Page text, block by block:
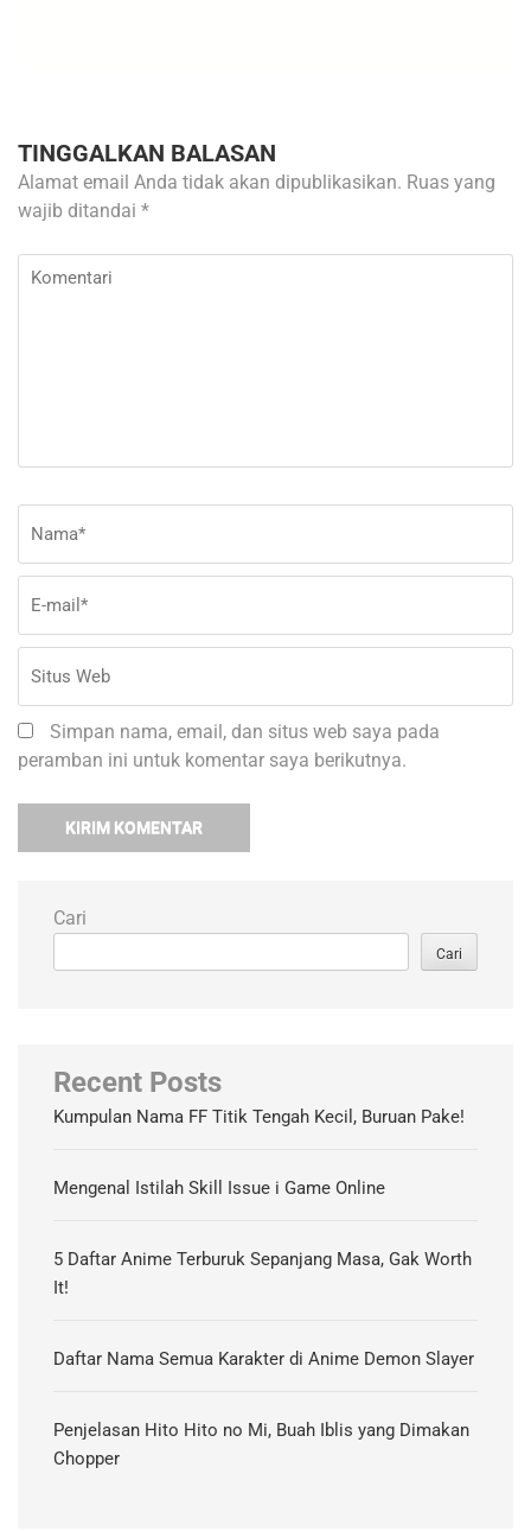
TINGGALKAN BALASAN
Alamat email Anda tidak akan dipublikasikan. Ruas yang
wajib ditandai *
Komentari
Simpan nama, email, dan situs web saya pada
peramban ini untuk komentar saya berikutnya.
Cari
Cari
Recent Posts
Kumpulan Nama FF Titik Tengah Kecil, Buruan Pake!
Mengenal Istilah Skill Issue i Game Online
5 Daftar Anime Terburuk Sepanjang Masa, Gak Worth
It!
Daftar Nama Semua Karakter di Anime Demon Slayer
Penjelasan Hito Hito no Mi, Buah Iblis yang Dimakan
Chopper